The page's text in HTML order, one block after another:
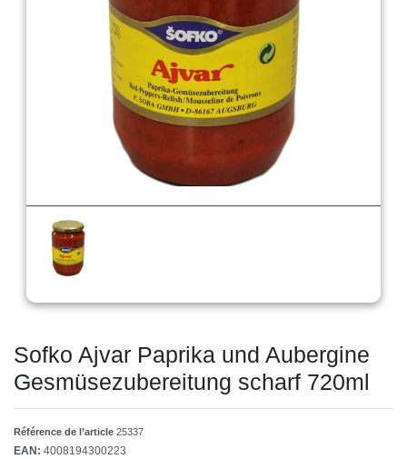
Sofko Ajvar Paprika und Aubergine
Gesmüsezubereitung scharf 720ml
Référence de l’article 25337
EAN: 4008194300223